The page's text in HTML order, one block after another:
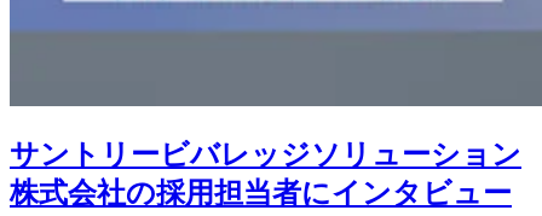
サントリービバレッジソリューション
株式会社の採用担当者にインタビュー